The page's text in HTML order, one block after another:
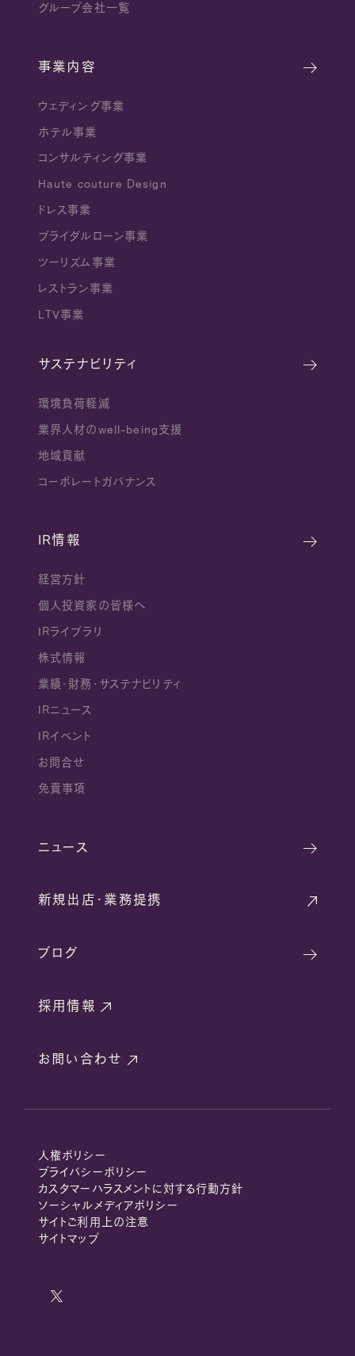
グループ会社一覧
事業内容
ウェディング事業
ホテル事業
コンサルティング事業
Haute couture Design
ドレス事業
ブライダルローン事業
ツーリズム事業
レストラン事業
LTV事業
サステナビリティ
環境負荷軽減
業界人材のwell-being支援
地域貢献
コーポレートガバナンス
IR情報
経営方針
個人投資家の皆様へ
IRライブラリ
株式情報
業績・財務・サステナビリティ
IRニュース
IRイベント
お問合せ
免責事項
ニュース
新規出店・業務提携
ブログ
採用情報
お問い合わせ
人権ポリシー
プライバシーポリシー
カスタマーハラスメントに対する行動方針
ソーシャルメディアポリシー
サイトご利用上の注意
サイトマップ